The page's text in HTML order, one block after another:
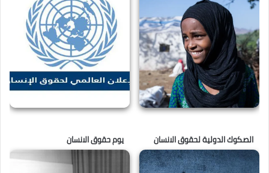
الصكوك الدولية لحقوق الانسان يوم حقوق الانسان